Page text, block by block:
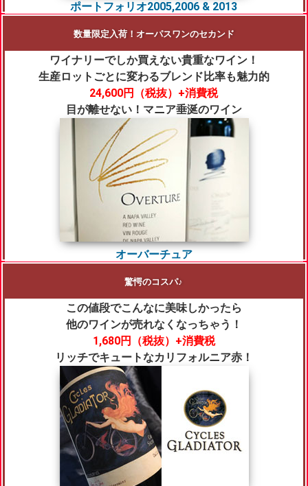
ポートフォリオ2005,2006 & 2013
数量限定入荷！オーパスワンのセカンド
ワイナリーでしか買えない貴重なワイン！
生産ロットごとに変わるブレンド比率も魅力的
24,600円
（税抜）+消費税
目が離せない！マニア垂涎のワイン
オーバーチュア
驚愕のコスパ♪
この値段でこんなに美味しかったら
他のワインが売れなくなっちゃう！
1,680円
（税抜）+消費税
リッチでキュートなカリフォルニア赤！